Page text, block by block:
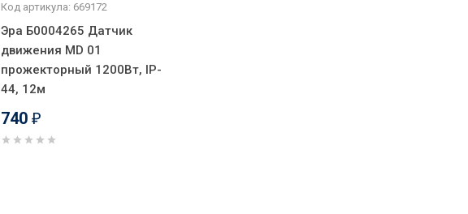
Код артикула: 669172
Эра Б0004265 Датчик
движения MD 01
прожекторный 1200Вт, IP-
44, 12м
740 ₽